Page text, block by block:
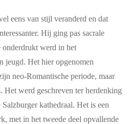
eens van stijl veranderd en dat
Hij ging pas sacrale
werd in het
jeugd. Het hier opgenomen
neo-Romantische periode, maar
Het werd geschreven ter herdenking
kathedraal. Het is een
met in het tweede deel opvallende